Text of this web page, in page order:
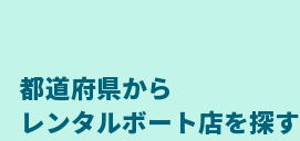
都道府県から
レンタルボート店を探す